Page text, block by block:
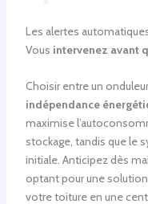
Les alertes
Vous intervenez avant
Choisir entre un
indépendance
maximise
stockage, tandis que le
initiale. Anticipez dès
optant pour une
votre toiture en une